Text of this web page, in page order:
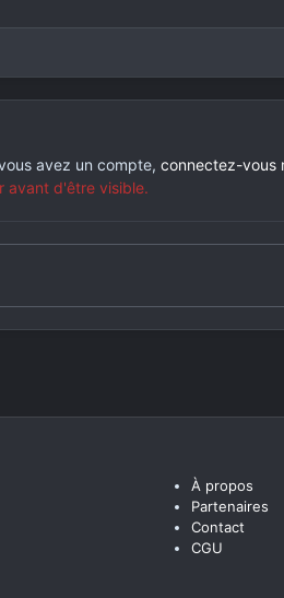
avez un compte, connectez-vous
avant d'être visible.
À propos
Partenaires
Contact
CGU